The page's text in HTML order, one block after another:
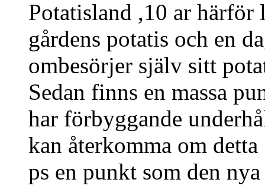
Potatisland ,10 ar
gårdens potatis och en
ombesörjer själv sitt
Sedan finns en massa
har förbyggande
kan återkomma om detta
ps en punkt som den